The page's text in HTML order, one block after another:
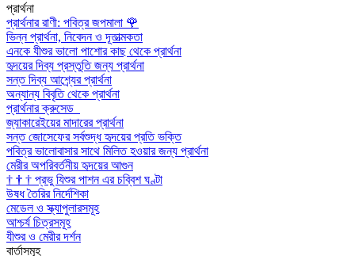
প্রার্থনা
প্রার্থনার রাণী: পবিত্র জপমালা 🌹
ভিন্ন প্রার্থনা, নিবেদন ও দূতাত্মকতা
এনকে যীশুর ভালো পাশোর কাছ থেকে প্রার্থনা
হৃদয়ের দিব্য প্রস্তুতি জন্য প্রার্থনা
সন্ত দিব্য আশ্র্যের প্রার্থনা
অন্যান্য বিবৃতি থেকে প্রার্থনা
প্রার্থনার ক্রুসেড
জ্যাকারেইয়ের মাদারের প্রার্থনা
সন্ত জোসেফের সর্বশুদ্ধ হৃদয়ের প্রতি ভক্তি
পবিত্র ভালোবাসার সাথে মিলিত হওয়ার জন্য প্রার্থনা
মেরীর অপরিবর্তনীয় হৃদয়ের আগুন
† † † প্রভু যিশুর পাশন এর চব্বিশ ঘণ্টা
উষধ তৈরির নির্দেশিকা
মেডেল ও স্ক্যাপুলারসমূহ
আশ্চর্য চিত্রসমূহ
যীশুর ও মেরীর দর্শন
বার্তাসমূহ